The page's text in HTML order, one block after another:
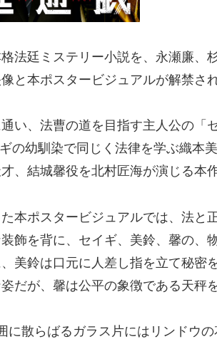
法廷ミステリー小説を、永瀬廉、
と本ポスタービジュアルが解禁され
い、法曹の道を目指す主人公の「
の幼馴染で同じく法律を学ぶ織本
、結城馨役を北村匠海が演じる本作
本ポスタービジュアルでは、法と
飾を背に、セイギ、美鈴、馨の、
美鈴は口元に人差し指を立て秘密
だが、馨は公平の象徴である天秤
に散らばるガラス片にはリンドウ